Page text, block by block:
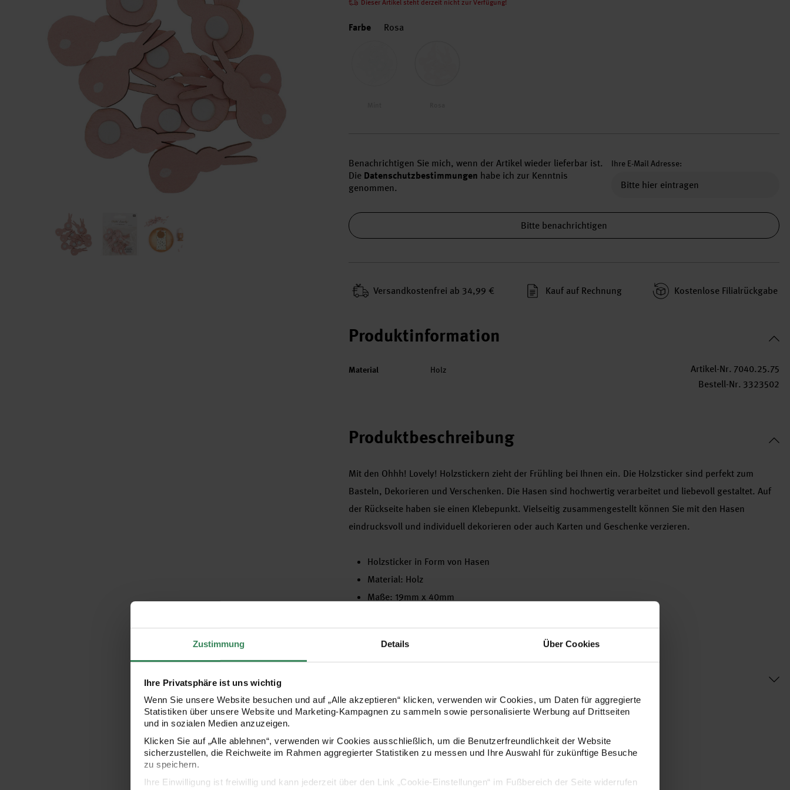
Zustimmung Details Über Cookies
Ihre Privatsphäre ist uns wichtig
Wenn Sie unsere Website besuchen und auf „Alle akzeptieren“ klicken, verwenden wir Cookies, um Daten für aggregierte
Statistiken über unsere Website und Marketing-Kampagnen zu sammeln sowie personalisierte Werbung auf Drittseiten
und in sozialen Medien anzuzeigen.
Klicken Sie auf „Alle ablehnen“, verwenden wir Cookies ausschließlich, um die Benutzerfreundlichkeit der Website
sicherzustellen, die Reichweite im Rahmen aggregierter Statistiken zu messen und Ihre Auswahl für zukünftige Besuche
zu speichern.
Ihre Einwilligung ist freiwillig und kann jederzeit über den Link „Cookie-Einstellungen“ im Fußbereich der Seite widerrufen
Dieser Artikel steht derzeit nicht zur Verfügung!
Farbe Rosa
Benachrichtigen Sie mich, wenn der Artikel wieder lieferbar ist.
Die Datenschutzbestimmungen habe ich zur Kenntnis
genommen.
Ihre E-Mail Adresse:
Bitte benachrichtigen
Versand­kosten­frei ab 34,99 € Kauf auf Rechnung Kosten­lose Filial­rückgabe
Produktinformation
Material Holz Artikel-Nr. 7040.25.75
Bestell-Nr. 3323502
Produktbeschreibung
Mit den Ohhh! Lovely! Holzstickern zieht der Frühling bei Ihnen ein. Die Holzsticker sind perfekt zum
Basteln, Dekorieren und Verschenken. Die Hasen sind hochwertig verarbeitet und liebevoll gestaltet. Auf
der Rückseite haben sie einen Klebepunkt. Vielseitig zusammengestellt können Sie mit den Hasen
eindrucksvoll und individuell dekorieren oder auch Karten und Geschenke verzieren.
Holzsticker in Form von Hasen
Material: Holz
Maße: 19mm x 40mm
in harmonisch aufeinander abgestimmten Farben erhältlich